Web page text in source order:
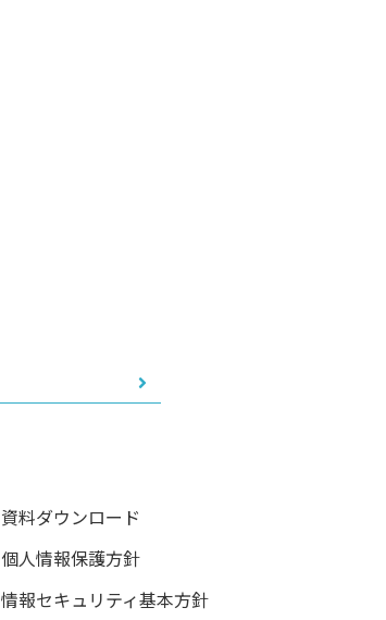
資料ダウンロード
個人情報保護方針
情報セキュリティ基本方針